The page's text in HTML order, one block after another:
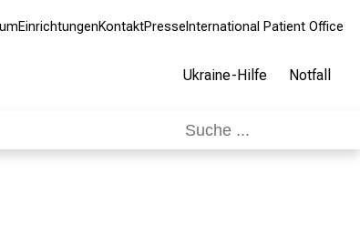
EinrichtungenKontaktPresse International Patient Office
Ukraine-Hilfe Notfall